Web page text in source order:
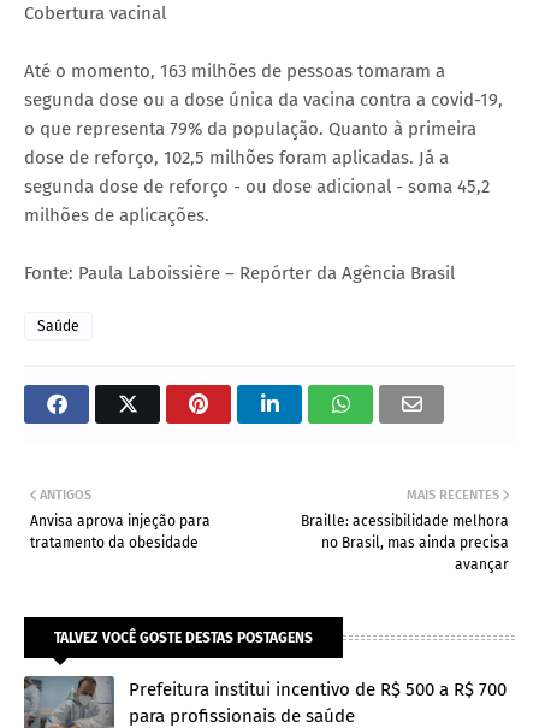
Cobertura vacinal
Até o momento, 163 milhões de pessoas tomaram a
segunda dose ou a dose única da vacina contra a covid-19,
o que representa 79% da população. Quanto à primeira
dose de reforço, 102,5 milhões foram aplicadas. Já a
segunda dose de reforço - ou dose adicional - soma 45,2
milhões de aplicações.
Fonte: Paula Laboissière – Repórter da Agência Brasil
Saúde
MAIS RECENTES
Braille: acessibilidade melhora
no Brasil, mas ainda precisa
avançar
ANTIGOS
Anvisa aprova injeção para
tratamento da obesidade
TALVEZ VOCÊ GOSTE DESTAS POSTAGENS
Prefeitura institui incentivo de R$ 500 a R$ 700
para profissionais de saúde